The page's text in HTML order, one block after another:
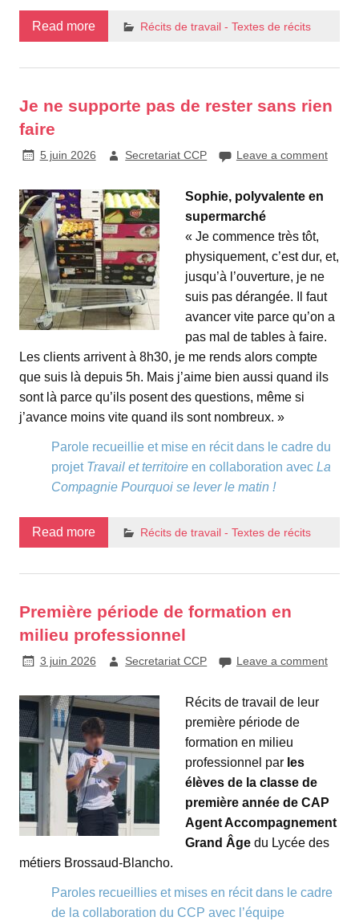
Read more Récits de travail - Textes de récits
Je ne supporte pas de rester sans rien
faire
5 juin 2026 Secretariat CCP Leave a comment
Sophie, polyvalente en
supermarché
« Je commence très tôt,
physiquement, c’est dur, et,
jusqu’à l’ouverture, je ne
suis pas dérangée. Il faut
avancer vite parce qu’on a
pas mal de tables à faire.
Les clients arrivent à 8h30, je me rends alors compte
que suis là depuis 5h. Mais j’aime bien aussi quand ils
sont là parce qu’ils posent des questions, même si
j’avance moins vite quand ils sont nombreux. »
Parole recueillie et mise en récit dans le cadre du
projet Travail et territoire en collaboration avec La
Compagnie Pourquoi se lever le matin !
Read more Récits de travail - Textes de récits
Première période de formation en
milieu professionnel
3 juin 2026 Secretariat CCP Leave a comment
Récits de travail de leur
première période de
formation en milieu
professionnel par les
élèves de la classe de
première année de CAP
Agent Accompagnement
Grand Âge du Lycée des
métiers Brossaud-Blancho.
Paroles recueillies et mises en récit dans le cadre
de la collaboration du CCP avec l’équipe